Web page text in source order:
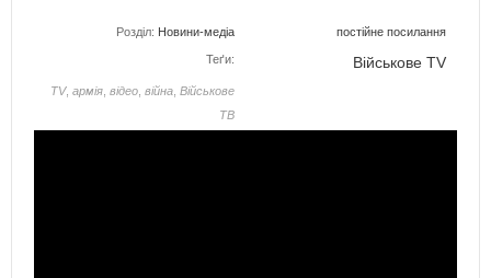
Розділ: Новини-медіа постійне посилання
Теґи:
TV, армія відео війна Військове
ТВ
Військове TV